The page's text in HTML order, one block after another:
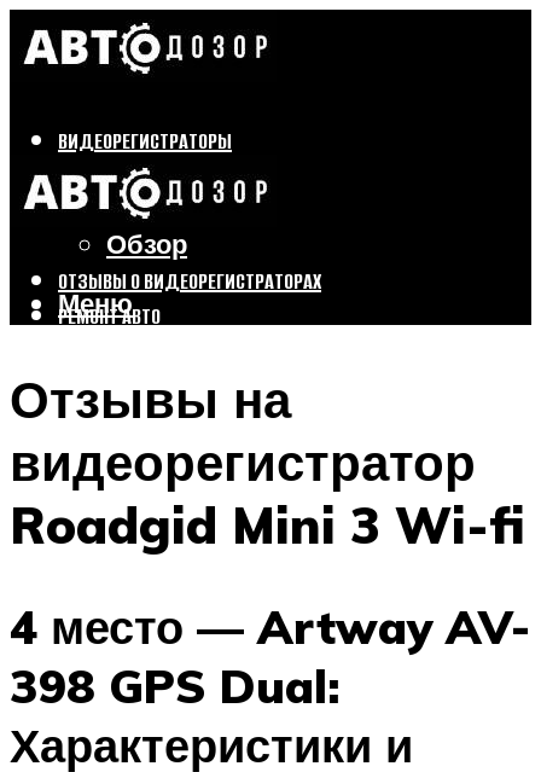
ВИДЕОРЕГИСТРАТОРЫ
Бренды
Выбор
Обзор
ОТЗЫВЫ О ВИДЕОРЕГИСТРАТОРАХ
РЕМОНТ АВТО
Меню
Отзывы на
видеорегистратор
Roadgid Mini 3 Wi-fi
4 место — Artway AV-
398 GPS Dual:
Характеристики и